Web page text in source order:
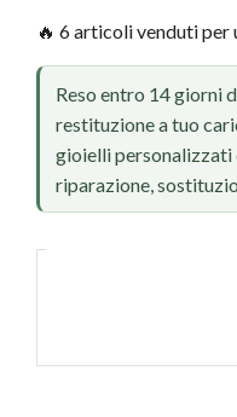
🔥 6 articoli venduti per
Reso entro 14 giorni
restituzione a tuo
gioielli personalizzati
riparazione,